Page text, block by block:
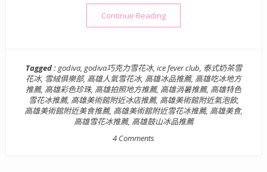
Continue Reading“【高雄鼓山區美食】ICE
Tagged :godiva, godiva巧克力雪花冰, ice fever club, 泰式奶茶雪
花冰, 雪絨俱樂部, 高雄人氣雪花冰, 高雄冰品推薦, 高雄吃冰地方
推薦, 高雄彩色珍珠, 高雄拍照地方推薦, 高雄消暑推薦, 高雄特色
雪花冰推薦, 高雄美術館附近冰店推薦, 高雄美術館附近氣泡飲,
高雄美術館附近美食推薦, 高雄美術館附近雪花冰推薦, 高雄美食,
高雄雪花冰推薦, 高雄鼓山冰品推薦
4 Comments